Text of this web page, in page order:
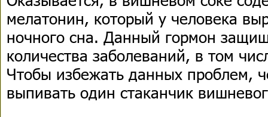
мелатонин, который у человека
ночного сна. Данный гормон
количества заболеваний, в том
Чтобы избежать данных проблем,
выпивать один стаканчик